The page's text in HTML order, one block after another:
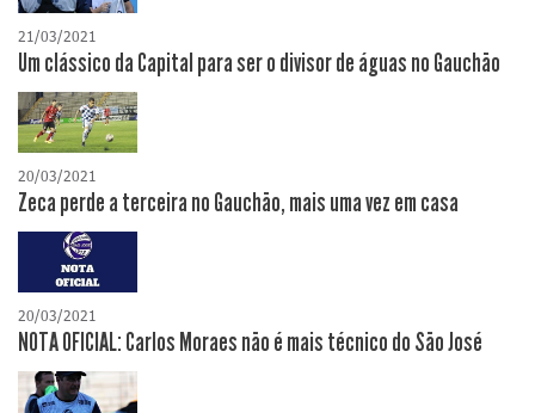
21/03/2021
Um clássico da Capital para ser o divisor de águas no Gauchão
20/03/2021
Zeca perde a terceira no Gauchão, mais uma vez em casa
20/03/2021
NOTA OFICIAL: Carlos Moraes não é mais técnico do São José